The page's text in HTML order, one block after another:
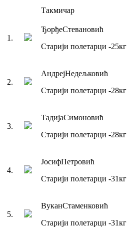
Такмичар
1 .
ЂорђеСтевановић
Старији полетарци -25кг
2.
АндрејНедељковић
Старији полетарци -28кг
3.
ТадијаСимоновић
Старији полетарци -28кг
4.
ЈосифПетровић
Старији полетарци -31кг
5.
ВуканСтаменковић
Старији полетарци -31кг